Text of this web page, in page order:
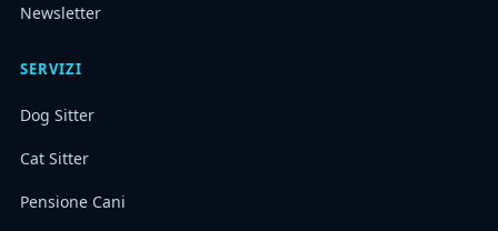
Newsletter
SERVIZI
Dog Sitter
Cat Sitter
Pensione Cani